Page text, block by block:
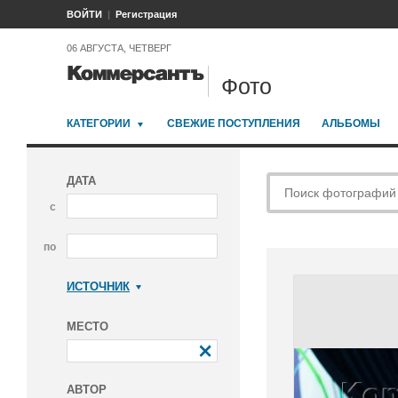
ВОЙТИ Регистрация
06 АВГУСТА, ЧЕТВЕРГ
Фото
КАТЕГОРИИ СВЕЖИЕ ПОСТУПЛЕНИЯ АЛЬБОМЫ
ДАТА
с
по
ИСТОЧНИК
МЕСТО
АВТОР